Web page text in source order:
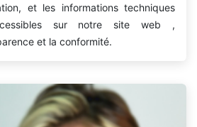
et les informations techniques
sur notre site web ,
et la conformité.